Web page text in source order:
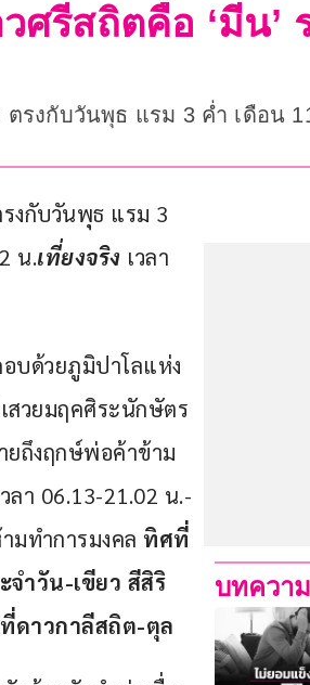
ศรีสถิตคือ ‘มีน’
งกับวันพุธ แรม 3 ค่ำ เดือน
งกับวันพุธ แรม 3
น.เที่ยงจริง เวลา
บด้วยภูมิปาโลแห่ง
สวยมฤคศิระนักษัตร
ยถึงฤกษ์พ่อค้าข้าม
ลา 06.13-21.02 น.-
มทำการมงคล ทิศที่
ำวัน-เขียว สีสิริ
ดาวกาลีสถิต-ตุล
บทควา